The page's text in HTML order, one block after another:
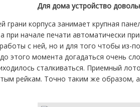
Для дома устройство
грани корпуса занимает крупная
при начале печати автоматически
с ней, но и для того чтобы из-
этого момента догадаться очень
сталкиваться. Приемный
рейкам. Точно таким же образом,